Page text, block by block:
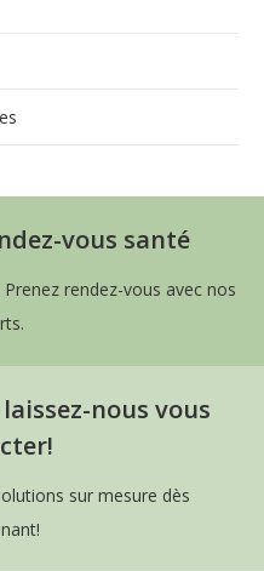
vous santé
rendez-vous avec nos
laissez-nous vous
sur mesure dès